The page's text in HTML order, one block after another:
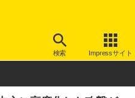
検索 Impressサイト
インシデント/サイ